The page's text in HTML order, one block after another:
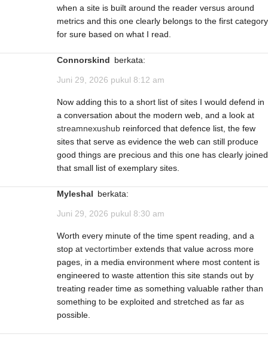
when a site is built around the reader versus around
metrics and this one clearly belongs to the first category
for sure based on what I read.
Connorskind berkata:
Juni 29, 2026 pukul 8:12 am
Now adding this to a short list of sites I would defend in
a conversation about the modern web, and a look at
streamnexushub reinforced that defence list, the few
sites that serve as evidence the web can still produce
good things are precious and this one has clearly joined
that small list of exemplary sites.
Myleshal berkata:
Juni 29, 2026 pukul 8:30 am
Worth every minute of the time spent reading, and a
stop at vectortimber extends that value across more
pages, in a media environment where most content is
engineered to waste attention this site stands out by
treating reader time as something valuable rather than
something to be exploited and stretched as far as
possible.